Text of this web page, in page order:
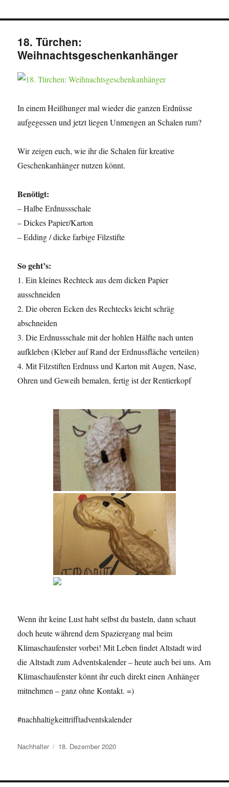
18. Türchen:
Weihnachtsgeschenkanhänger
In einem Heißhunger mal wieder die ganzen Erdnüsse
aufgegessen und jetzt liegen Unmengen an Schalen rum?
Wir zeigen euch, wie ihr die Schalen für kreative
Geschenkanhänger nutzen könnt.
Benötigt:
– Halbe Erdnussschale
– Dickes Papier/Karton
– Edding / dicke farbige Filzstifte
So geht’s:
1. Ein kleines Rechteck aus dem dicken Papier
ausschneiden
2. Die oberen Ecken des Rechtecks leicht schräg
abschneiden
3. Die Erdnussschale mit der hohlen Hälfte nach unten
aufkleben (Kleber auf Rand der Erdnussfläche verteilen)
4. Mit Filzstiften Erdnuss und Karton mit Augen, Nase,
Ohren und Geweih bemalen, fertig ist der Rentierkopf
Wenn ihr keine Lust habt selbst du basteln, dann schaut
doch heute während dem Spaziergang mal beim
Klimaschaufenster vorbei! Mit Leben findet Altstadt wird
die Altstadt zum Adventskalender – heute auch bei uns. Am
Klimaschaufenster könnt ihr euch direkt einen Anhänger
mitnehmen – ganz ohne Kontakt. =)
#nachhaltigkeittrifftadventskalender
Autor
Nachhalter
Veröffentlicht
18. Dezember 2020